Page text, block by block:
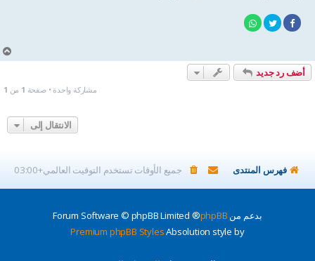
أضف رد جديد
مشاركة واحدة • صفحة 1 من 1
الانتقال إلى
فهرس المنتدى جميع الأوقات تستخدم التوقيت العالمي+03:00
بدعم من phpBB
® Forum Software © phpBB Limited
Absolution style by
Premium phpBB Styles